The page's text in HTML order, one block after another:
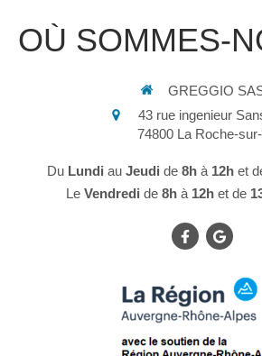
OÙ SOMMES-
GREGGIO
43 rue ingenieur
74800 La Roche-
Du Lundi au Jeudi de 8hà 12het
Le Vendredi de 8h à 12h et de